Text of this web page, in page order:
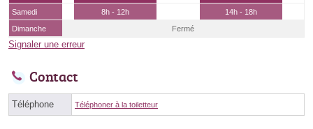
Samedi
8h - 12h
14h - 18h
Dimanche
Fermé
Signaler une erreur
Contact
Téléphone Téléphoner à la toiletteur